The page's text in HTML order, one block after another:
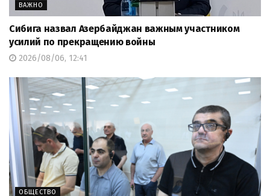
ВАЖНО
Сибига назвал Азербайджан важным участником
усилий по прекращению войны
2026/08/06, 12:41
ОБЩЕСТВО